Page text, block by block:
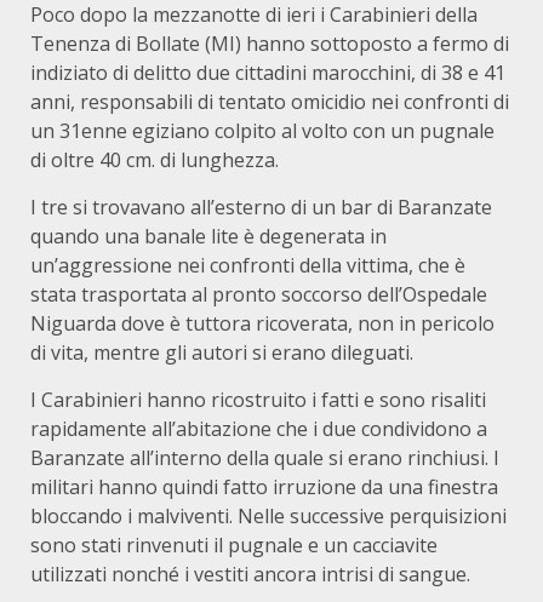
Poco dopo la mezzanotte di ieri i Carabinieri della
Tenenza di Bollate (MI) hanno sottoposto a fermo di
indiziato di delitto due cittadini marocchini, di 38 e 41
anni, responsabili di tentato omicidio nei confronti di
un 31enne egiziano colpito al volto con un pugnale
di oltre 40 cm. di lunghezza.
I tre si trovavano all’esterno di un bar di Baranzate
quando una banale lite è degenerata in
un’aggressione nei confronti della vittima, che è
stata trasportata al pronto soccorso dell’Ospedale
Niguarda dove è tuttora ricoverata, non in pericolo
di vita, mentre gli autori si erano dileguati.
I Carabinieri hanno ricostruito i fatti e sono risaliti
rapidamente all’abitazione che i due condividono a
Baranzate all’interno della quale si erano rinchiusi. I
militari hanno quindi fatto irruzione da una finestra
bloccando i malviventi. Nelle successive perquisizioni
sono stati rinvenuti il pugnale e un cacciavite
utilizzati nonché i vestiti ancora intrisi di sangue.